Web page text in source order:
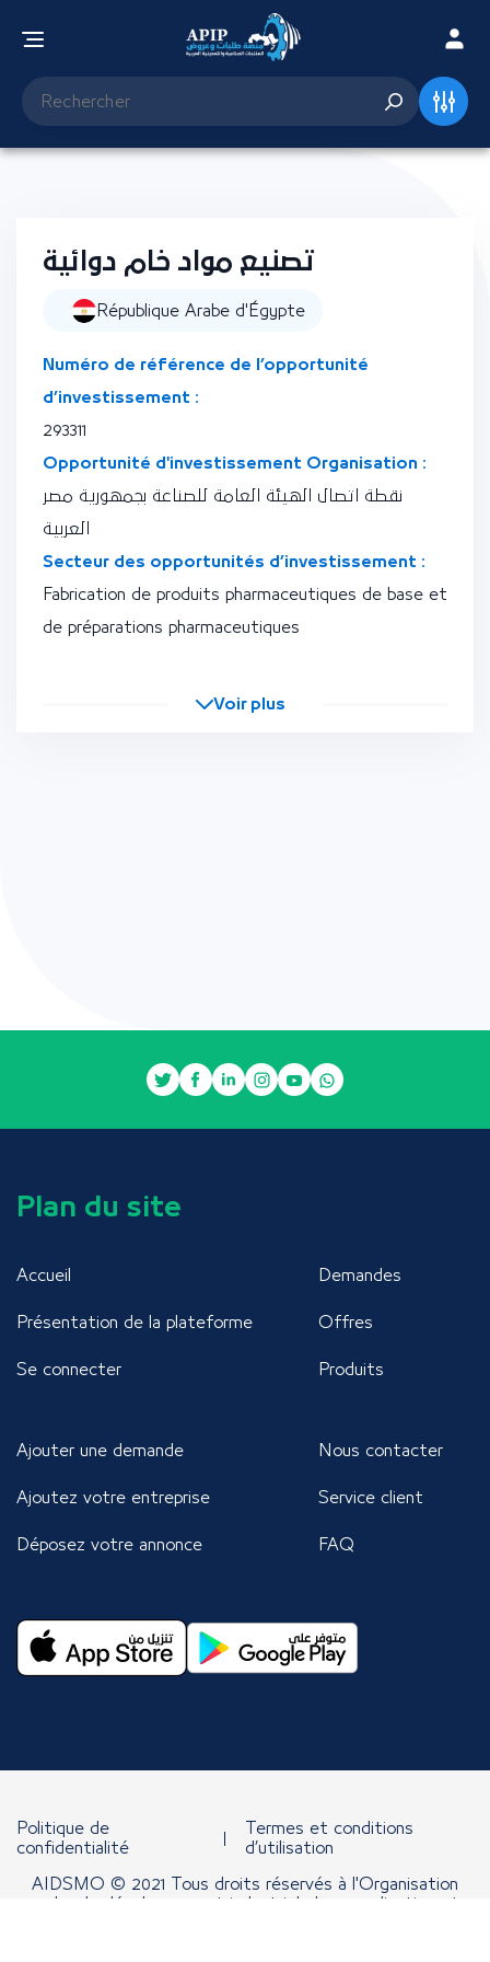
تصنيع مواد خام دوائية
République Arabe d'Égypte
Numéro de référence de l’opportunité
d’investissement :
293311
Opportunité d'investissement Organisation :
نقطة اتصال الهيئة العامة للصناعة بجمهورية مصر
العربية
Secteur des opportunités d’investissement :
Fabrication de produits pharmaceutiques de base et
de préparations pharmaceutiques
Voir plus
Plan du site
Accueil
Présentation de la plateforme
Se connecter
Demandes
Offres
Produits
Ajouter une demande
Ajoutez votre entreprise
Déposez votre annonce
Nous contacter
Service client
FAQ
Politique de
confidentialité
Termes et conditions
d’utilisation
AIDSMO © 2021 Tous droits réservés à l'Organisation